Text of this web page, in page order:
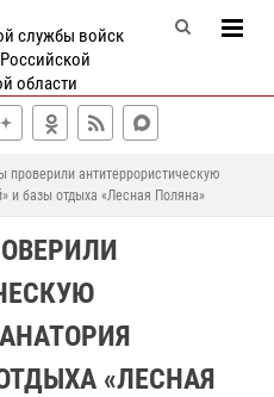
службы войск
области
проверили антитеррористическую
и базы отдыха «Лесная Поляна»
«ЛЕСНАЯ